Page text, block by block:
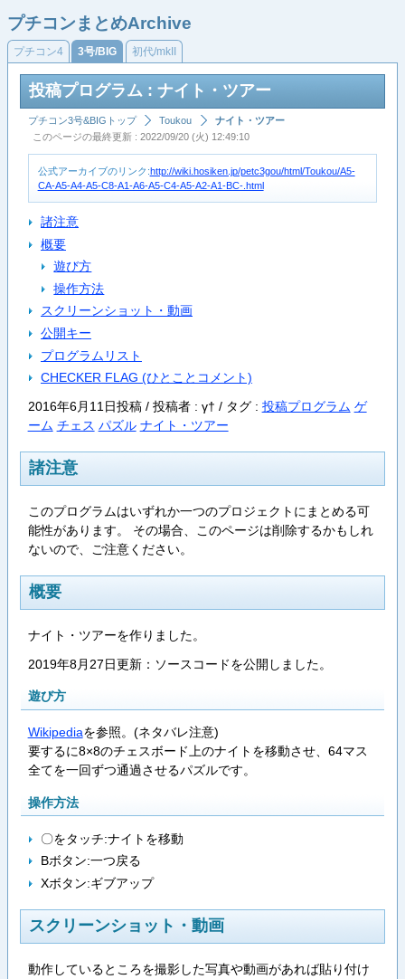
プチコンまとめArchive
プチコン4 3号/BIG 初代/mkII
投稿プログラム : ナイト・ツアー
プチコン3号&BIGトップ Toukou
ナイト・ツアー
このページの最終更新 : 2022/09/20 (火) 12:49:10
公式アーカイブのリンク:http://wiki.hosiken.jp/petc3gou/html/Toukou/A5-
CA-A5-A4-A5-C8-A1-A6-A5-C4-A5-A2-A1-BC-.html
諸注意
概要
遊び方
操作方法
スクリーンショット・動画
公開キー
プログラムリスト
CHECKER FLAG (ひとことコメント)
2016年6月11日投稿 / 投稿者 : γ† / タグ : 投稿プログラム ゲ
ーム チェス パズル ナイト・ツアー
諸注意
このプログラムはいずれか一つのプロジェクトにまとめる可
能性があります。 その場合、このページは削除するかもしれ
ないので、ご注意ください。
概要
ナイト・ツアーを作りました。
2019年8月27日更新：ソースコードを公開しました。
遊び方
Wikipediaを参照。(ネタバレ注意)
要するに8×8のチェスボード上のナイトを移動させ、64マス
全てを一回ずつ通過させるパズルです。
操作方法
〇をタッチ:ナイトを移動
Bボタン:一つ戻る
Xボタン:ギブアップ
スクリーンショット・動画
動作しているところを撮影した写真や動画があれば貼り付け